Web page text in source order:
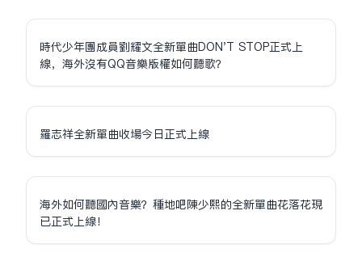
時代少年團成員劉耀文全新單曲DON'T STOP正式上
線，海外沒有QQ音樂版權如何聽歌？
羅志祥全新單曲收場今日正式上線
海外如何聽國內音樂？種地吧陳少熙的全新單曲花落花現
已正式上線！